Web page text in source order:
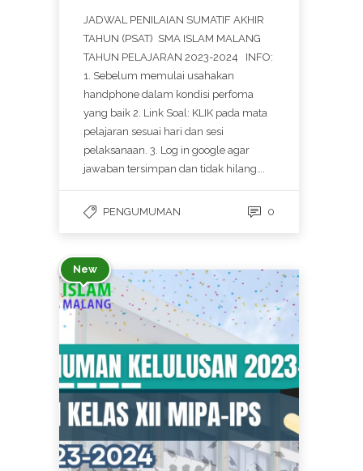
JADWAL PENILAIAN SUMATIF AKHIR
TAHUN (PSAT) SMA ISLAM MALANG
TAHUN PELAJARAN 2023-2024 INFO:
1. Sebelum memulai usahakan
handphone dalam kondisi perfoma
yang baik 2. Link Soal: KLIK pada mata
pelajaran sesuai hari dan sesi
pelaksanaan. 3. Log in google agar
jawaban tersimpan dan tidak hilang….
PENGUMUMAN 0
New